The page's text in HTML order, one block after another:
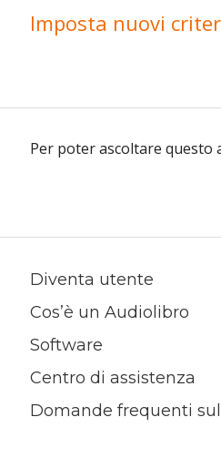
Imposta nuovi
Per poter ascoltare questo
Diventa utente
Cos’è un Audiolibro
Software
Centro di assistenza
Domande frequenti